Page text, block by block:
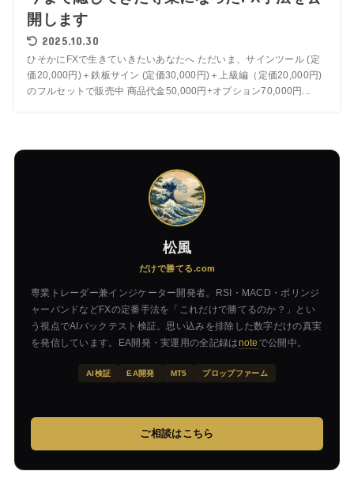
開します
2025.10.30
ひそかにFXで生きていきたいあなたへ ただいま、サインツール (定
価20,000円)＋鉄板サイン (定価30,000円)＋上級編（定価20,000円)
のフルセットで販売中 商品代金50,000円+オプション70,000円...
松風
だけで勝てる.com
専業トレーダー兼インジケーター開発者。RSI・MACD・ボリンジ
ャーバンドなどFXの定番手法を「これだけで勝てるのか？」とい
う視点でAIバックテスト検証。思い込みを排除した数字だけの真実
を発信しています。EA開発・実運用の全記録はnoteで公開中。
AI検証 EA開発 MT5 プロップファーム
ご相談はこちら